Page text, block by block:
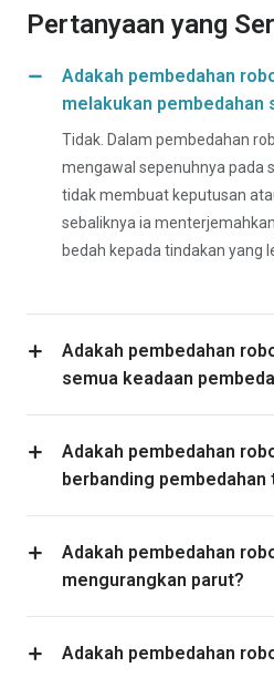
Pertanyaan yang
Adakah pembedahan
melakukan pembedahan
Tidak. Dalam pembedahan
mengawal sepenuhnya pada
tidak membuat keputusan
sebaliknya ia
bedah kepada tindakan yang
Adakah pembedahan
semua keadaan
Adakah pembedahan
berbanding pembedahan
Adakah pembedahan
mengurangkan parut?
Adakah pembedahan